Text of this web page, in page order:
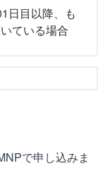
日目以降、も
ている場合
で申し込みま